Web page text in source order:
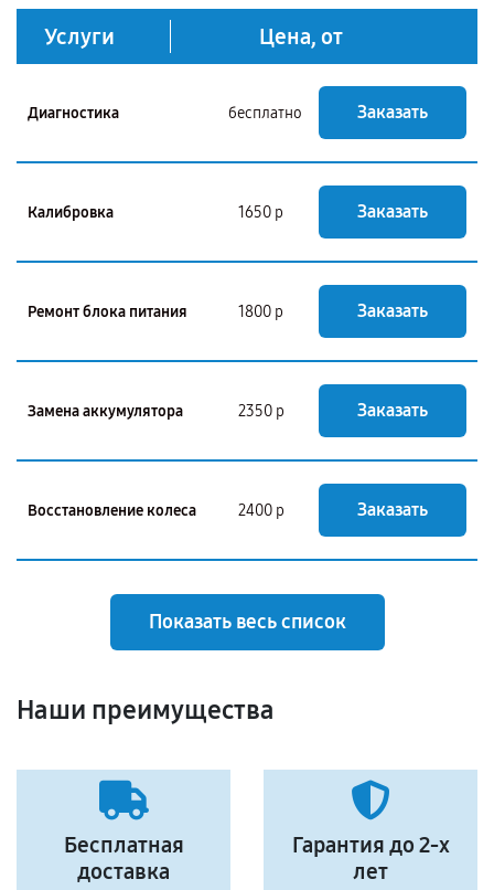
Услуги Цена, от
Диагностика бесплатно Заказать
Калибровка 1650 р Заказать
Ремонт блока питания 1800 р Заказать
Замена аккумулятора 2350 р Заказать
Восстановление колеса 2400 р Заказать
Показать весь список
Наши преимущества
Бесплатная
доставка
Гарантия до 2-х
лет